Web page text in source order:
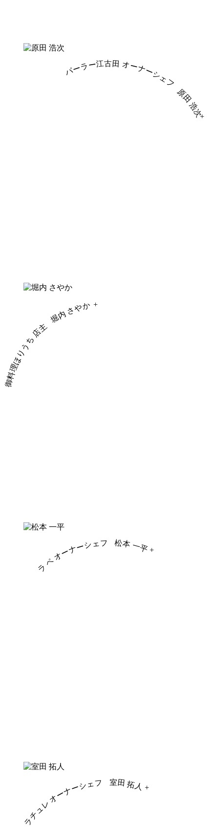
パーラー江古田 オーナーシェフ
原田 浩次+
御料理ほりうち 店主
堀内 さやか +
ラ ペ オーナーシェフ 松本 一平+
ラチュレ オーナーシェフ 室田 拓人 +